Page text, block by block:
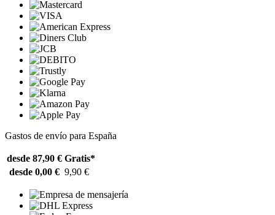
Gastos de envío para España
desde 87,90 € Gratis*
desde 0,00 € 9,90 €